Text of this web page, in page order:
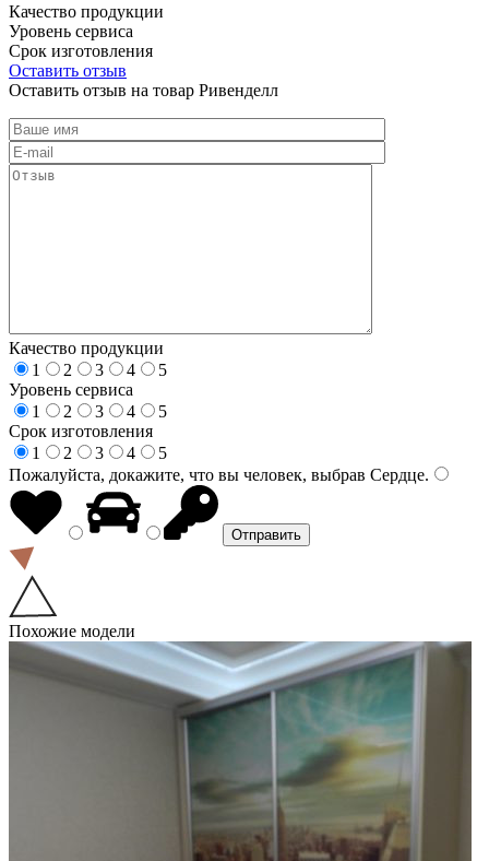
Качество продукции
Уровень сервиса
Срок изготовления
Оставить отзыв
Оставить отзыв на товар Ривенделл
Качество продукции
1
2 3 4
5
Уровень сервиса
1
2 3 4
5
Срок изготовления
1
2 3 4
5
Пожалуйста, докажите, что вы человек, выбрав Сердце.
Похожие модели